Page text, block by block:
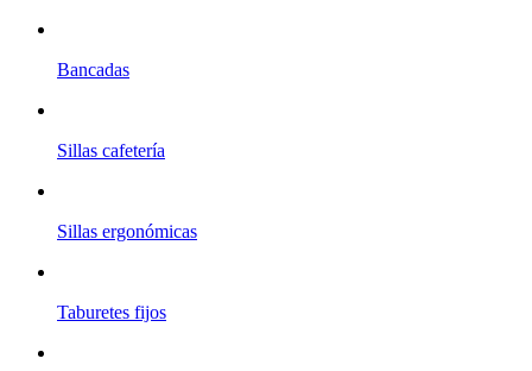
Bancadas
Sillas cafetería
Sillas ergonómicas
Taburetes fijos